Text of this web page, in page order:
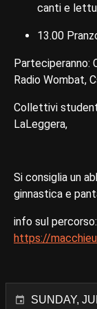
canti e
13.00
Parteciperanno:
Radio Wombat,
Collettivi
LaLeggera,
Si consiglia un
ginnastica e
info sul percorso:
https://
SUNDAY,